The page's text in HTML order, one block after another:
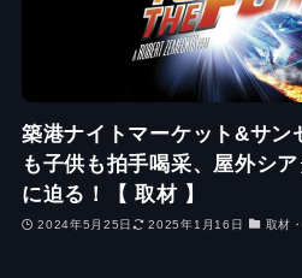
築港ナイトマーケット&サン
も子供も拍手喝采、屋外シ
に迫る！【 取材 】
2024年5月25日 2025年1月16日 取材